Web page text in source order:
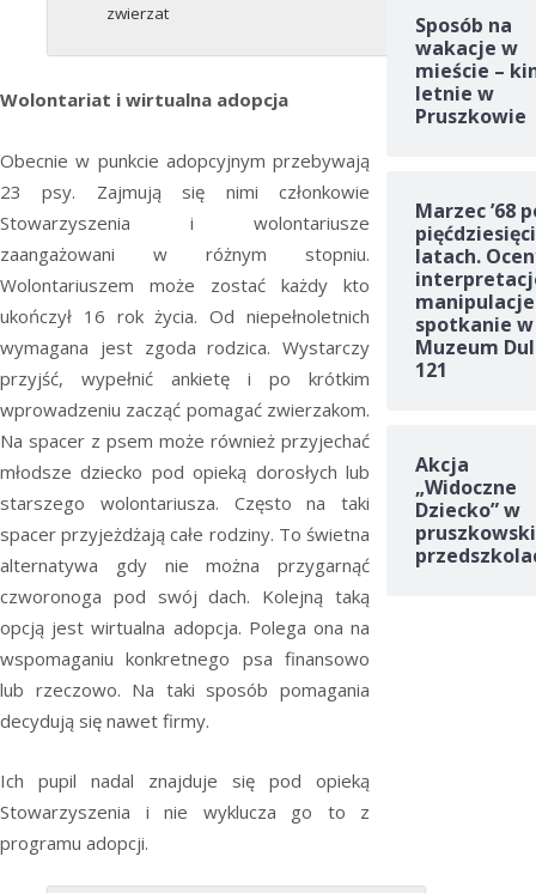
zwierzat
Wolontariat i wirtualna adopcja
Obecnie w punkcie adopcyjnym przebywają
23 psy. Zajmują się nimi członkowie
Stowarzyszenia i wolontariusze
zaangażowani w różnym stopniu.
Wolontariuszem może zostać każdy kto
ukończył 16 rok życia. Od niepełnoletnich
wymagana jest zgoda rodzica. Wystarczy
przyjść, wypełnić ankietę i po krótkim
wprowadzeniu zacząć pomagać zwierzakom.
Na spacer z psem może również przyjechać
młodsze dziecko pod opieką dorosłych lub
starszego wolontariusza. Często na taki
spacer przyjeżdżają całe rodziny. To świetna
alternatywa gdy nie można przygarnąć
czworonoga pod swój dach. Kolejną taką
opcją jest wirtualna adopcja. Polega ona na
wspomaganiu konkretnego psa finansowo
lub rzeczowo. Na taki sposób pomagania
decydują się nawet firmy.
Ich pupil nadal znajduje się pod opieką
Stowarzyszenia i nie wyklucza go to z
programu adopcji.
Sposób na
wakacje w
mieście –
letnie w
Pruszkowie
Marzec ’68
latach.
spotkanie w
Muzeum
121
Akcja
„Widoczne
Dziecko” w